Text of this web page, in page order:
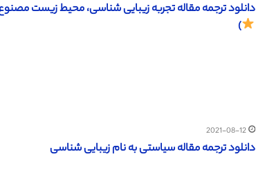
دانلود ترجمه مقاله تجربه زیبایی شناسی، محیط زیست
)
2021-08-12
دانلود ترجمه مقاله سیاستی به نام زیبایی شناسی